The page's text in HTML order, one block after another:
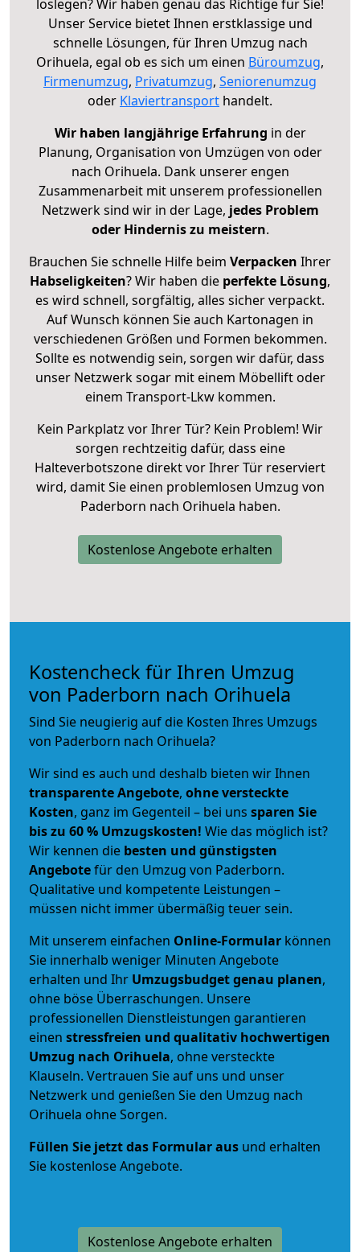
loslegen? Wir haben genau das Richtige für Sie!
Unser Service bietet Ihnen erstklassige und
schnelle Lösungen, für Ihren Umzug nach
Orihuela, egal ob es sich um einen Büroumzug,
Firmenumzug, Privatumzug, Seniorenumzug
oder Klaviertransport handelt.
Wir haben langjährige Erfahrung in der
Planung, Organisation von Umzügen von oder
nach Orihuela. Dank unserer engen
Zusammenarbeit mit unserem professionellen
Netzwerk sind wir in der Lage, jedes Problem
oder Hindernis zu meistern.
Brauchen Sie schnelle Hilfe beim Verpacken Ihrer
Habseligkeiten? Wir haben die perfekte Lösung,
es wird schnell, sorgfältig, alles sicher verpackt.
Auf Wunsch können Sie auch Kartonagen in
verschiedenen Größen und Formen bekommen.
Sollte es notwendig sein, sorgen wir dafür, dass
unser Netzwerk sogar mit einem Möbellift oder
einem Transport-Lkw kommen.
Kein Parkplatz vor Ihrer Tür? Kein Problem! Wir
sorgen rechtzeitig dafür, dass eine
Halteverbotszone direkt vor Ihrer Tür reserviert
wird, damit Sie einen problemlosen Umzug von
Paderborn nach Orihuela haben.
Kostenlose Angebote erhalten
Kostencheck für Ihren Umzug
von Paderborn nach Orihuela
Sind Sie neugierig auf die Kosten Ihres Umzugs
von Paderborn nach Orihuela?
Wir sind es auch und deshalb bieten wir Ihnen
transparente Angebote, ohne versteckte
Kosten, ganz im Gegenteil – bei uns sparen Sie
bis zu 60 % Umzugskosten! Wie das möglich ist?
Wir kennen die besten und günstigsten
Angebotefür den Umzug von Paderborn.
Qualitative und kompetente Leistungen –
müssen nicht immer übermäßig teuer sein.
Mit unserem einfachen Online-Formular können
Sie innerhalb weniger Minuten Angebote
erhalten und Ihr Umzugsbudgetgenau planen,
ohne böse Überraschungen. Unsere
professionellen Dienstleistungen garantieren
einen stressfreien und qualitativ hochwertigen
Umzug nach Orihuela, ohne versteckte
Klauseln. Vertrauen Sie auf uns und unser
Netzwerk und genießen Sie den Umzug nach
Orihuela ohne Sorgen.
Füllen Sie jetzt das Formular aus und erhalten
Sie kostenlose Angebote.
Kostenlose Angebote erhalten